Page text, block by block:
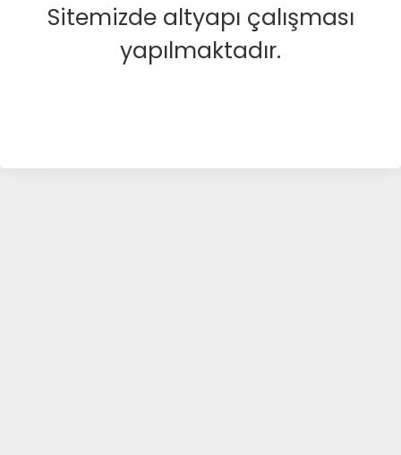
Sitemizde altyapı çalışması
yapılmaktadır.